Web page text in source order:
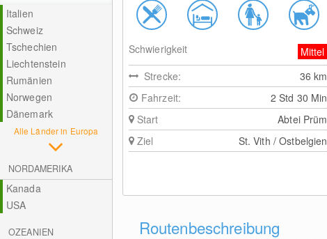
Italien
Schweiz
Tschechien
Liechtenstein
Rumänien
Norwegen
Dänemark
Alle Länder in Europa
NORDAMERIKA
Kanada
USA
OZEANIEN
Schwierigkeit
Mittel
Strecke:
36km
Fahrzeit:
2 Std 30 Min
Start
Abtei Prüm
Ziel
St. Vith / Ostbelgien
Routenbeschreibung